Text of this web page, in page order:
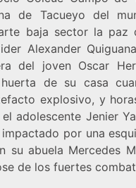
de Tacueyo del
baja sector la paz
Alexander
del joven Oscar
de su casa
explosivo, y
adolescente Jenier
por una
su abuela Mercedes
de los fuertes